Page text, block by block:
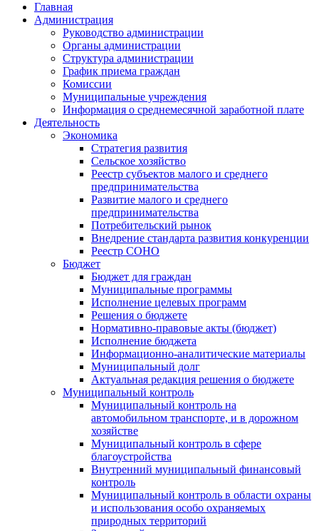
Главная
Администрация
Руководство администрации
Органы администрации
Структура администрации
График приема граждан
Комиссии
Муниципальные учреждения
Информация о среднемесячной заработной плате
Деятельность
Экономика
Стратегия развития
Сельское хозяйство
Реестр субъектов малого и среднего
предпринимательства
Развитие малого и среднего
предпринимательства
Потребительский рынок
Внедрение стандарта развития конкуренции
Реестр СОНО
Бюджет
Бюджет для граждан
Муниципальные программы
Исполнение целевых программ
Решения о бюджете
Нормативно-правовые акты (бюджет)
Исполнение бюджета
Информационно-аналитические материалы
Муниципальный долг
Актуальная редакция решения о бюджете
Муниципальный контроль
Муниципальный контроль на
автомобильном транспорте, и в дорожном
хозяйстве
Муниципальный контроль в сфере
благоустройства
Внутренний муниципальный финансовый
контроль
Муниципальный контроль в области охраны
и использования особо охраняемых
природных территорий